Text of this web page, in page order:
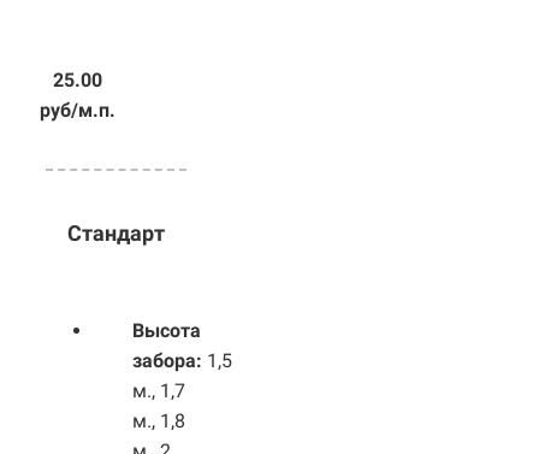
25.00
руб/м.п.
Стандарт
Высота
забора: 1,5
м., 1,7
м., 1,8